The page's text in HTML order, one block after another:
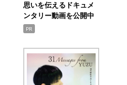
思いを伝えるドキュメ
ンタリー動画を公開中
PR